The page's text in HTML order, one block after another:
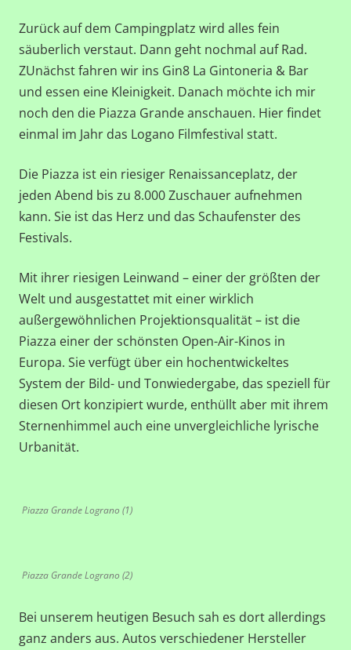
Zurück auf dem Campingplatz wird alles fein
säuberlich verstaut. Dann geht nochmal auf Rad.
ZUnächst fahren wir ins Gin8 La Gintoneria & Bar
und essen eine Kleinigkeit. Danach möchte ich mir
noch den die Piazza Grande anschauen. Hier findet
einmal im Jahr das Logano Filmfestival statt.
Die Piazza ist ein riesiger Renaissanceplatz, der
jeden Abend bis zu 8.000 Zuschauer aufnehmen
kann. Sie ist das Herz und das Schaufenster des
Festivals.
Mit ihrer riesigen Leinwand – einer der größten der
Welt und ausgestattet mit einer wirklich
außergewöhnlichen Projektionsqualität – ist die
Piazza einer der schönsten Open-Air-Kinos in
Europa. Sie verfügt über ein hochentwickeltes
System der Bild- und Tonwiedergabe, das speziell für
diesen Ort konzipiert wurde, enthüllt aber mit ihrem
Sternenhimmel auch eine unvergleichliche lyrische
Urbanität.
Piazza Grande Lograno (1)
Piazza Grande Lograno (2)
Bei unserem heutigen Besuch sah es dort allerdings
ganz anders aus. Autos verschiedener Hersteller